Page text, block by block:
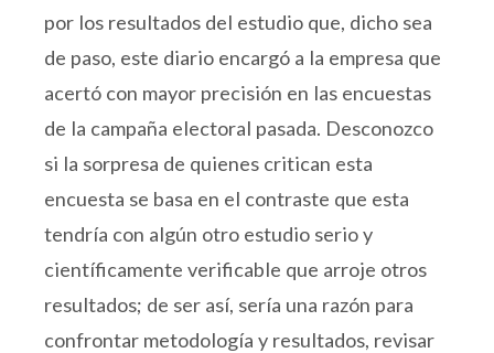
por los resultados del estudio que, dicho sea
de paso, este diario encargó a la empresa que
acertó con mayor precisión en las encuestas
de la campaña electoral pasada. Desconozco
si la sorpresa de quienes critican esta
encuesta se basa en el contraste que esta
tendría con algún otro estudio serio y
científicamente verificable que arroje otros
resultados; de ser así, sería una razón para
confrontar metodología y resultados, revisar